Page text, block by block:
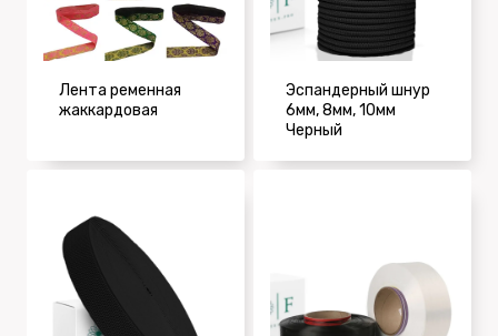
Лента ременная
жаккардовая
Эспандерный шнур
6мм, 8мм, 10мм
Черный